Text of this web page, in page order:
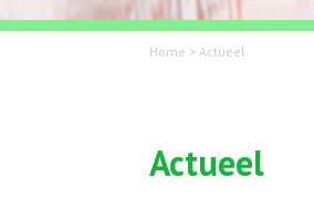
Home > Actueel
Actueel